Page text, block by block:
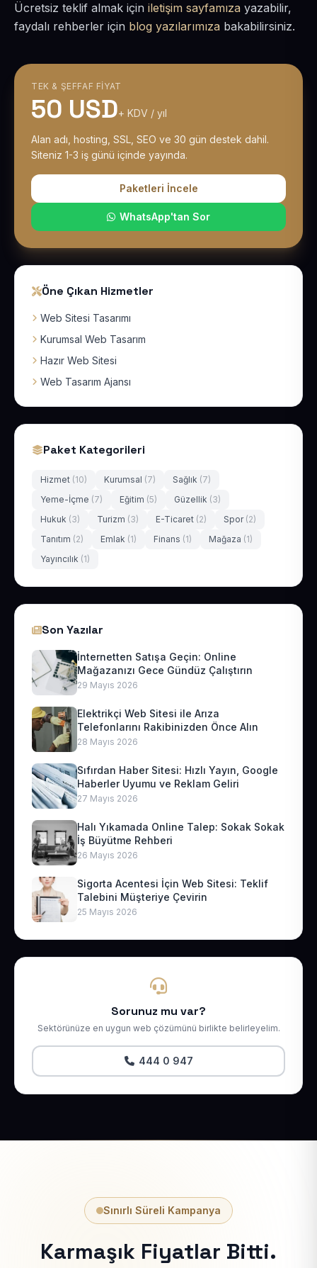
Ücretsiz teklif almak için iletişim sayfamıza yazabilir,
faydalı rehberler için blog yazılarımıza bakabilirsiniz.
TEK & ŞEFFAF FIYAT
50 USD+ KDV / yıl
Alan adı, hosting, SSL, SEO ve 30 gün destek dahil.
Siteniz 1-3 iş günü içinde yayında.
Paketleri İncele
WhatsApp'tan Sor
Öne Çıkan Hizmetler
Web Sitesi Tasarımı
Kurumsal Web Tasarım
Hazır Web Sitesi
Web Tasarım Ajansı
Paket Kategorileri
Hizmet (10) Kurumsal (7) Sağlık (7)
Yeme-İçme (7) Eğitim (5) Güzellik (3)
Hukuk (3) Turizm (3) E-Ticaret (2) Spor (2)
Tanıtım (2) Emlak (1) Finans (1) Mağaza (1)
Yayıncılık (1)
Son Yazılar
İnternetten Satışa Geçin: Online
Mağazanızı Gece Gündüz Çalıştırın
29 Mayıs 2026
Elektrikçi Web Sitesi ile Arıza
Telefonlarını Rakibinizden Önce Alın
28 Mayıs 2026
Sıfırdan Haber Sitesi: Hızlı Yayın, Google
Haberler Uyumu ve Reklam Geliri
27 Mayıs 2026
Halı Yıkamada Online Talep: Sokak Sokak
İş Büyütme Rehberi
26 Mayıs 2026
Sigorta Acentesi İçin Web Sitesi: Teklif
Talebini Müşteriye Çevirin
25 Mayıs 2026
Sorunuz mu var?
Sektörünüze en uygun web çözümünü birlikte belirleyelim.
444 0 947
Sınırlı Süreli Kampanya
Karmaşık Fiyatlar Bitti.